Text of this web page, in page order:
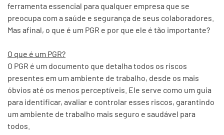
ferramenta essencial para qualquer empresa que se
preocupa com a saúde e segurança de seus colaboradores.
Mas afinal, o que é um PGR e por que ele é tão importante?
O que é um PGR?
O PGR é um documento que detalha todos os riscos
presentes em um ambiente de trabalho, desde os mais
óbvios até os menos perceptíveis. Ele serve como um guia
para identificar, avaliar e controlar esses riscos, garantindo
um ambiente de trabalho mais seguro e saudável para
todos.